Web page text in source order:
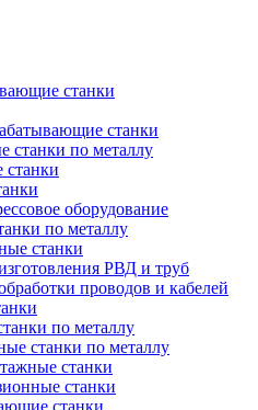
станки
станки
станки по металлу
оборудование
по металлу
станки
РВД и труб
проводов и кабелей
по металлу
станки по металлу
станки
станки
станки